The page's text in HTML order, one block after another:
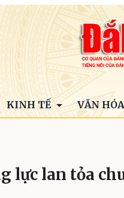
KINH TẾ VĂN
lực lan tỏa